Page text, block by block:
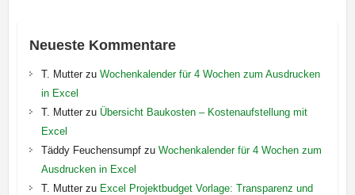
Neueste Kommentare
T. Mutterzu Wochenkalender für 4 Wochen zum Ausdrucken
in Excel
T. Mutterzu Übersicht Baukosten – Kostenaufstellung mit
Excel
Täddy Feuchensumpfzu Wochenkalender für 4 Wochen zum
Ausdrucken in Excel
T. Mutterzu Excel Projektbudget Vorlage: Transparenz und